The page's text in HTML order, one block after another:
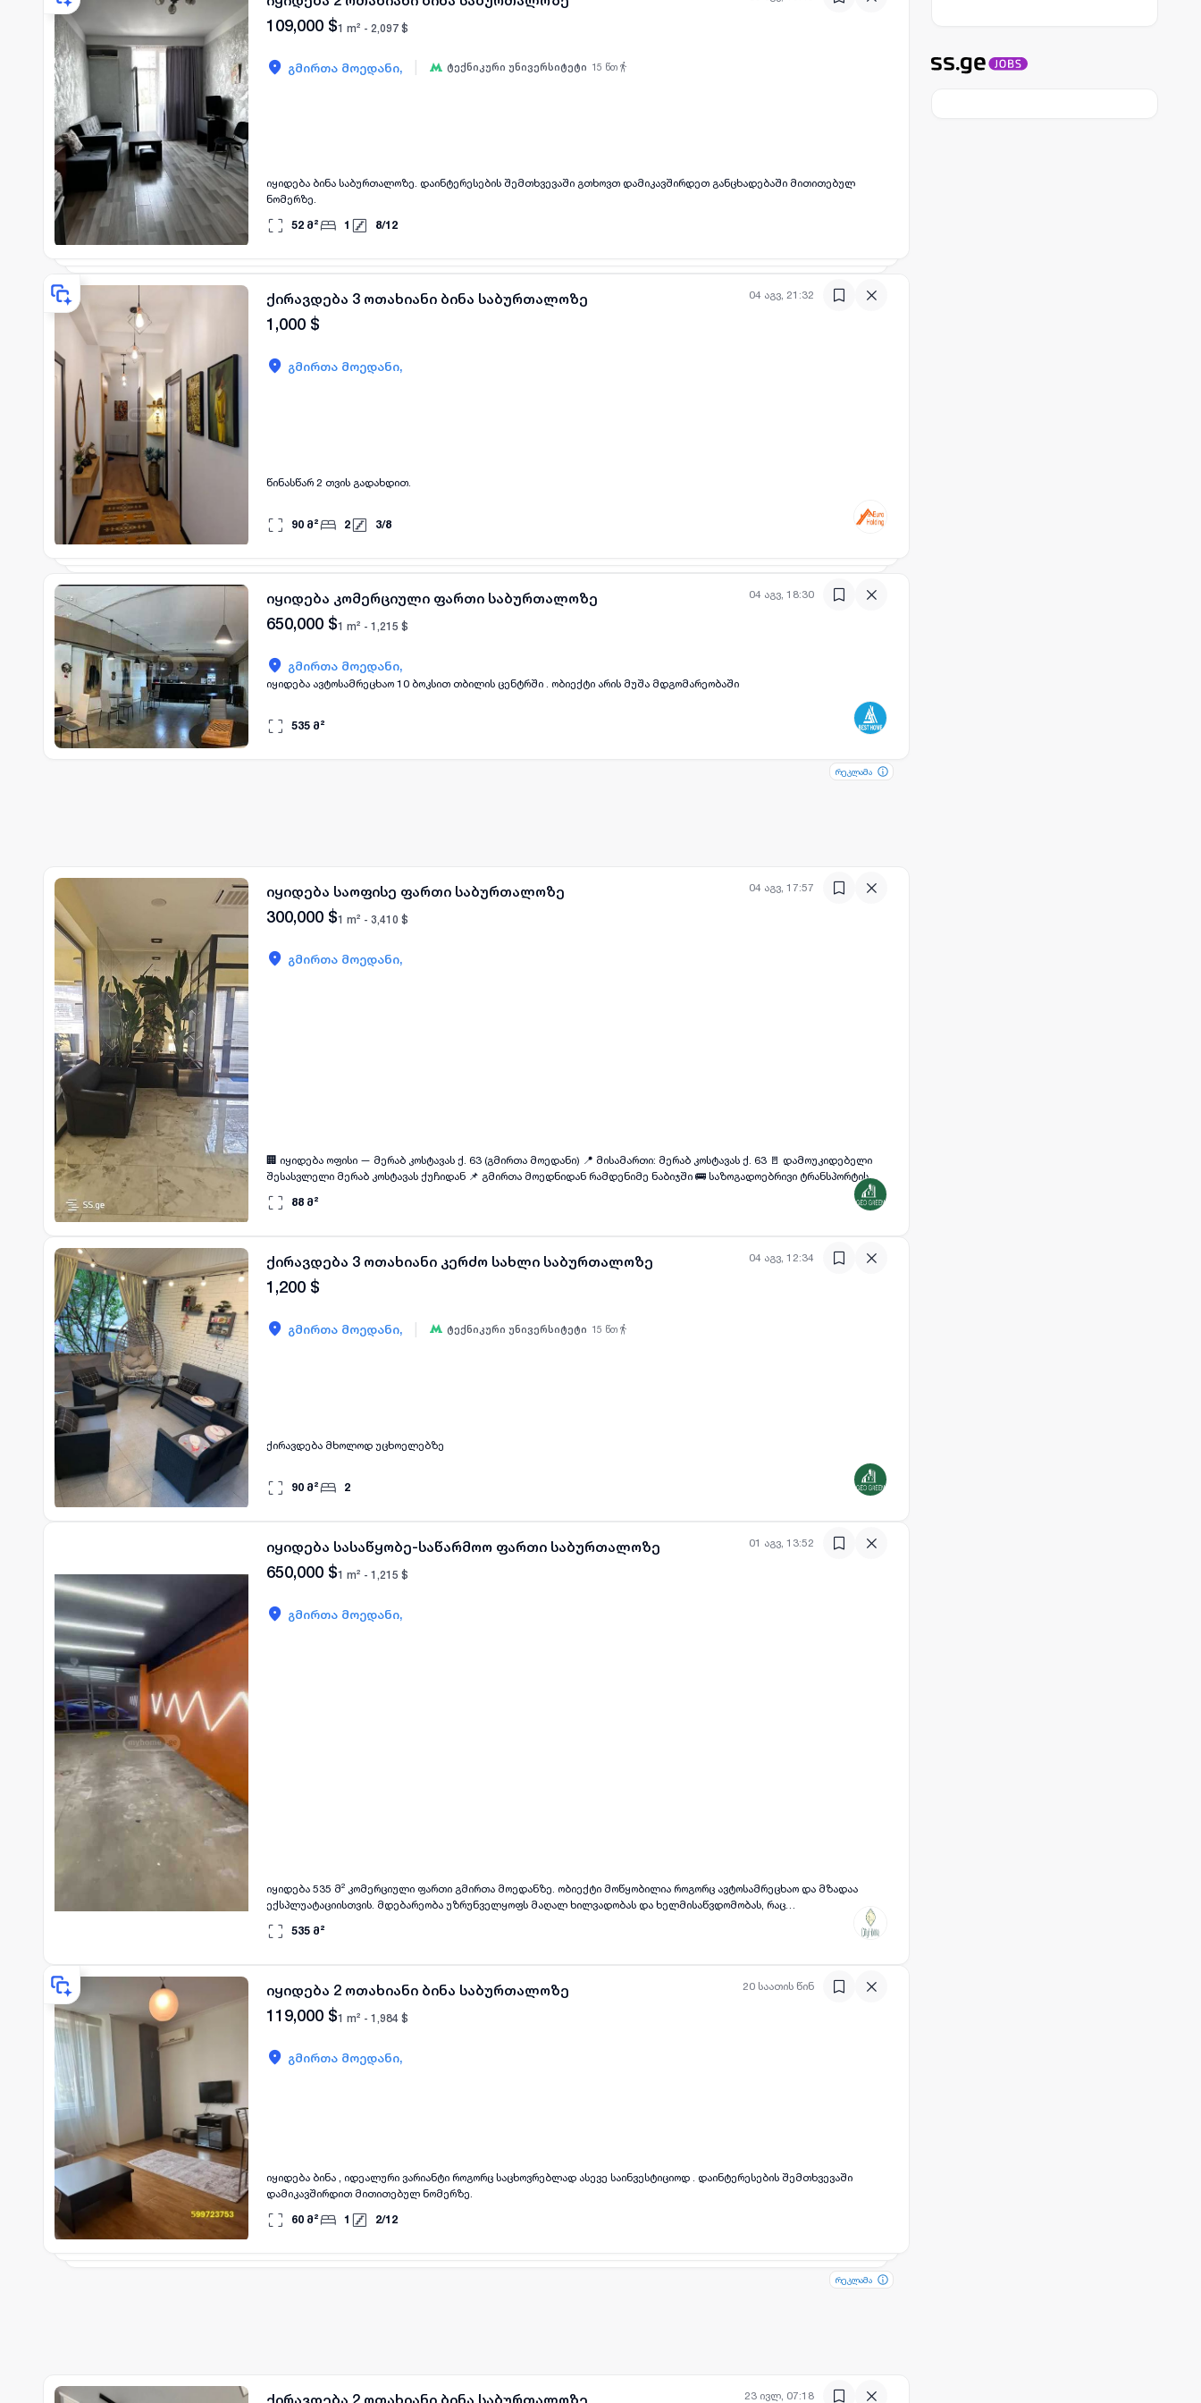
საინვესტიციოდ გაქირავების მიზნით. მე ვარ მფლობელი. ფასი განიხილება დათვალიერების შემდეგ.
109,000 $1 m² - 2,097 $
გმირთა მოედანი, ტექნიკური უნივერსიტეტი 15 წთ
იყიდება ბინა საბურთალოზე. დაინტერესების შემთხვევაში გთხოვთ დამიკავშირდეთ განცხადებაში მითითებულ
ნომერზე.
52 მ² 1 8/12
04 აგვ, 21:32
ქირავდება 3 ოთახიანი ბინა საბურთალოზე
1,000 $
გმირთა მოედანი,
წინასწარ 2 თვის გადახდით.
90 მ² 2 3/8
04 აგვ, 18:30
ყველა ფოტო
იყიდება კომერციული ფართი საბურთალოზე
650,000 $1 m² - 1,215 $
გმირთა მოედანი,
იყიდება ავტოსამრეცხაო 10 ბოკსით თბილის ცენტრში . ობიექტი არის მუშა მდგომარეობაში
535 მ²
რეკლამა
რეკლამა
04 აგვ, 17:57
იყიდება საოფისე ფართი საბურთალოზე
300,000 $1 m² - 3,410 $
გმირთა მოედანი,
🏢 იყიდება ოფისი — მერაბ კოსტავას ქ. 63 (გმირთა მოედანი) 📍 მისამართი: მერაბ კოსტავას ქ. 63 🚪 დამოუკიდებელი
შესასვლელი მერაბ კოსტავას ქუჩიდან 📌 გმირთა მოედნიდან რამდენიმე ნაბიჯში 🚌 საზოგადოებრივი ტრანსპორტის
გაჩერება ახლოს 🏢 მაღალი ნახევარსარდაფი 📐 ფართი: 88 მ² იყიდება სრულად გარემონტებული კომერციული ფართი
ახალი, ხარისხიანი რემონტით. ობიექტი სრულად მზადაა ექსპლუატაციისთვის და დამატებით ინვესტიციას არ საჭიროებს.
ბიზნეს-ლოკაცია მაღალი საფეხმავლო და ავტომობილური ნაკადით. იდეალურია როგორც საკუთარი ბიზნესისთვის, ასევე
საინვესტიციოდ გაქირავების მიზნით.
88 მ²
04 აგვ, 12:34
ქირავდება 3 ოთახიანი კერძო სახლი საბურთალოზე
1,200 $
გმირთა მოედანი, ტექნიკური უნივერსიტეტი 15 წთ
ქირავდება მხოლოდ უცხოელებზე
90 მ² 2
01 აგვ, 13:52
იყიდება სასაწყობე-საწარმოო ფართი საბურთალოზე
650,000 $1 m² - 1,215 $
გმირთა მოედანი,
იყიდება 535 მ² კომერციული ფართი გმირთა მოედანზე. ობიექტი მოწყობილია როგორც ავტოსამრეცხაო და მზადაა
ექსპლუატაციისთვის. მდებარეობა უზრუნველყოფს მაღალ ხილვადობას და ხელმისაწვდომობას, რაც
უმნიშვნელოვანესია ბიზნესისთვის. ეს ტერიტორია გამოირჩევა აქტიური მოძრაობით და მოსახერხებელი ლოჯისტიკით.
ობიექტი შესანიშნავია როგორც დამოუკიდებელი ბიზნესისთვის, ასევე არსებული ქსელის გაფართოებისთვის.
535 მ²
20 საათის წინ
იყიდება 2 ოთახიანი ბინა საბურთალოზე
119,000 $1 m² - 1,984 $
გმირთა მოედანი,
იყიდება ბინა , იდეალური ვარიანტი როგორც საცხოვრებლად ასევე საინვესტიციოდ . დაინტერესების შემთხვევაში
დამიკავშირდით მითითებულ ნომერზე.
60 მ² 1 2/12
რეკლამა
რეკლამა
23 ივლ, 07:18